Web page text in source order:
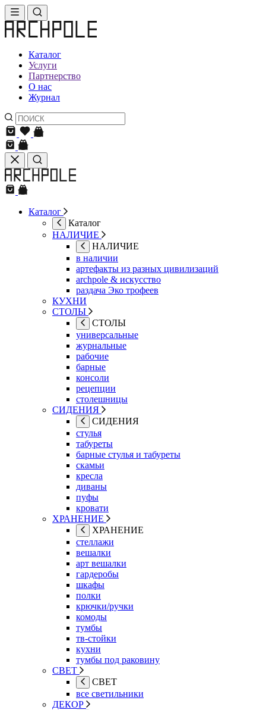
Каталог
Услуги
Партнерство
О нас
Журнал
Каталог
Каталог
НАЛИЧИЕ
НАЛИЧИЕ
в наличии
артефакты из разных цивилизаций
archpole & искусство
раздача Эко трофеев
КУХНИ
СТОЛЫ
СТОЛЫ
универсальные
журнальные
рабочие
барные
консоли
рецепции
столешницы
СИДЕНИЯ
СИДЕНИЯ
стулья
табуреты
барные стулья и табуреты
скамьи
кресла
диваны
пуфы
кровати
ХРАНЕНИЕ
ХРАНЕНИЕ
стеллажи
вешалки
арт вешалки
гардеробы
шкафы
полки
крючки/ручки
комоды
тумбы
тв-стойки
кухни
тумбы под раковину
СВЕТ
СВЕТ
все светильники
ДЕКОР